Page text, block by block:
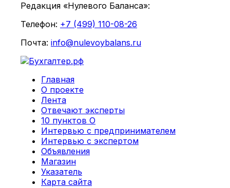
Редакция «Нулевого Баланса»:
Телефон: +7 (499) 110-08-26
Почта: info@nulevoybalans.ru
Главная
О проекте
Лента
Отвечают эксперты
10 пунктов О
Интервью с предпринимателем
Интервью с экспертом
Объявления
Магазин
Указатель
Карта сайта